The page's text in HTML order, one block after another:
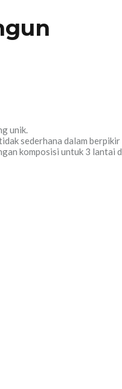
unik.
sederhana dalam
komposisi untuk 3 lantai